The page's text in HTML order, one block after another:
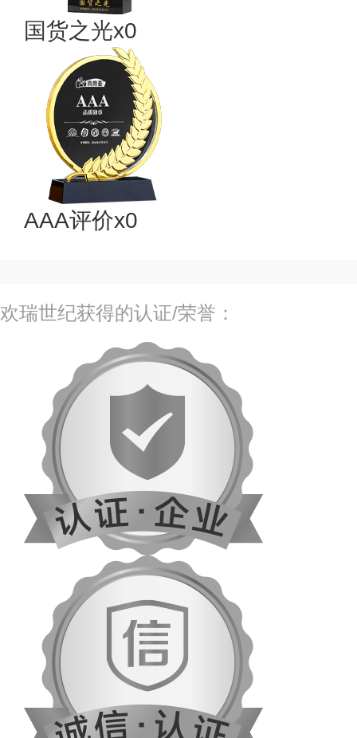
国货之光x0
AAA评价x0
欢瑞世纪获得的认证/荣誉：